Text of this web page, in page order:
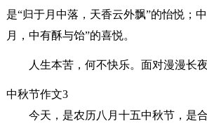
是“归于月中落，天香云外飘”的怡悦；
月，中有酥与饴”的喜悦。
人生本苦，何不快乐。面对漫漫长
中秋节作文3
今天，是农历八月十五中秋节，是